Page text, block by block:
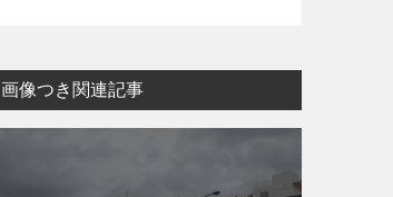
画像つき関連記事